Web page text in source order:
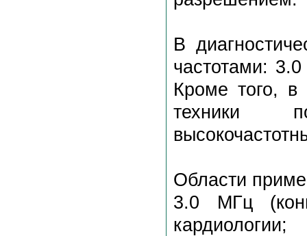
В
частотами:
Кроме того, в
техники
Области
3.0 МГц
кардиологии;